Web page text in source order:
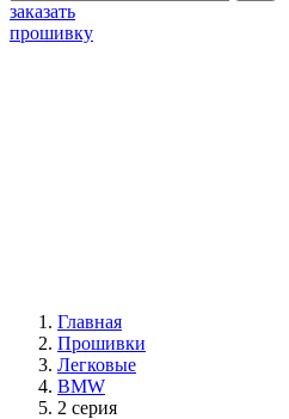
заказать
прошивку
Главная
Прошивки
Легковые
BMW
2 серия